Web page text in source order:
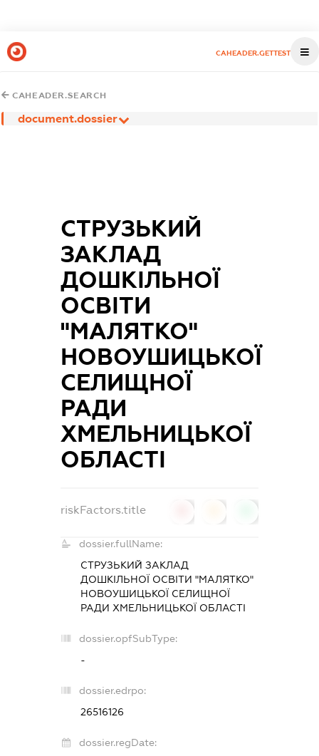
CAHEADER.GETTEST
CAHEADER.SEARCH
document.dossier
СТРУЗЬКИЙ
ЗАКЛАД
ДОШКІЛЬНОЇ
ОСВІТИ
"МАЛЯТКО"
НОВОУШИЦЬКОЇ
СЕЛИЩНОЇ
РАДИ
ХМЕЛЬНИЦЬКОЇ
ОБЛАСТІ
riskFactors.title
dossier.fullName:
СТРУЗЬКИЙ ЗАКЛАД
ДОШКІЛЬНОЇ ОСВІТИ "МАЛЯТКО"
НОВОУШИЦЬКОЇ СЕЛИЩНОЇ
РАДИ ХМЕЛЬНИЦЬКОЇ ОБЛАСТІ
dossier.opfSubType:
-
dossier.edrpo:
26516126
dossier.regDate: